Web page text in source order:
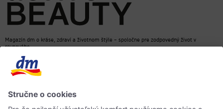
Magazín dm o kráse, zdraví a životnom štýle – spoločne pre zodpovedný život v
rovnováhe